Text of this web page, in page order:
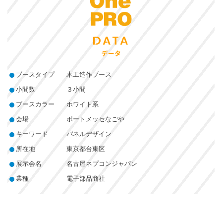
DATA
データ
ブースタイプ
木工造作ブース
小間数
３小間
ブースカラー
ホワイト系
会場
ポートメッセなごや
キーワード
パネルデザイン
所在地
東京都台東区
展示会名
名古屋ネプコンジャパン
業種
電子部品商社